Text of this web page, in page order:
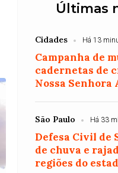
Últimas
Cidades Há 13
Campanha de
cadernetas de
Nossa Senhora
São Paulo Há 33
Defesa Civil de
de chuva e
regiões do